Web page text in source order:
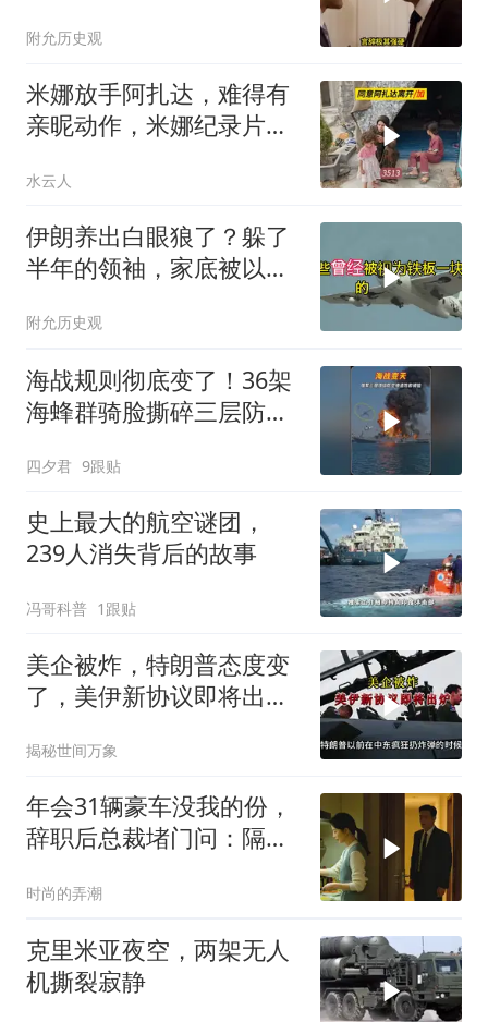
附允历史观
米娜放手阿扎达，难得有
亲昵动作，米娜纪录片
水云人
伊朗养出白眼狼了？躲了
半年的领袖，家底被以色
附允历史观
海战规则彻底变了！36架
海蜂群骑脸撕碎三层防空
四夕君 9跟贴
史上最大的航空谜团，
239人消失背后的故事
冯哥科普 1跟贴
美企被炸，特朗普态度变
了，美伊新协议即将出
揭秘世间万象
年会31辆豪车没我的份，
辞职后总裁堵门问：隔壁
时尚的弄潮
克里米亚夜空，两架无人
机撕裂寂静